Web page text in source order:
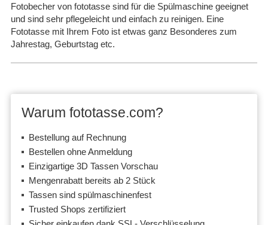
Fotobecher von fototasse sind für die Spülmaschine geeignet
und sind sehr pflegeleicht und einfach zu reinigen. Eine
Fototasse mit Ihrem Foto ist etwas ganz Besonderes zum
Jahrestag, Geburtstag etc.
Warum fototasse.com?
Bestellung auf Rechnung
Bestellen ohne Anmeldung
Einzigartige 3D Tassen Vorschau
Mengenrabatt bereits ab 2 Stück
Tassen sind spülmaschinenfest
Trusted Shops zertifiziert